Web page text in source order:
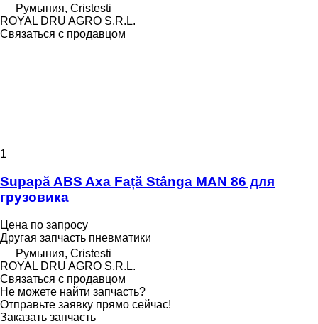
Румыния, Cristesti
ROYAL DRU AGRO S.R.L.
Связаться с продавцом
1
Supapă ABS Axa Față Stânga MAN 86 для
грузовика
Цена по запросу
Другая запчасть пневматики
Румыния, Cristesti
ROYAL DRU AGRO S.R.L.
Связаться с продавцом
Не можете найти запчасть?
Отправьте заявку прямо сейчас!
Заказать запчасть